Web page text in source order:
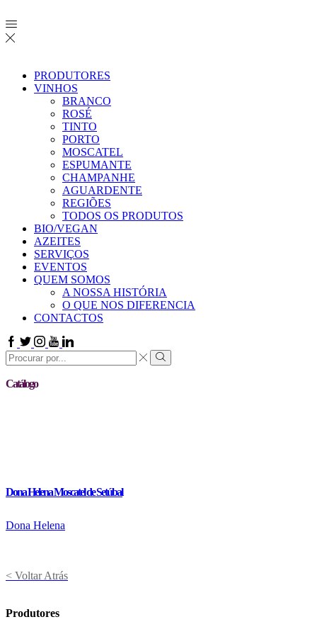
PRODUTORES
VINHOS
BRANCO
ROSÉ
TINTO
PORTO
MOSCATEL
ESPUMANTE
CHAMPANHE
AGUARDENTE
REGIÕES
TODOS OS PRODUTOS
BIO/VEGAN
AZEITES
SERVIÇOS
EVENTOS
QUEM SOMOS
A NOSSA HISTÓRIA
O QUE NOS DIFERENCIA
CONTACTOS
Facebook
TwitterInstagram
Youtube
Linkedin
Search
input
Search
Catálogo
Dona Helena Moscatel de Setúbal
Dona Helena
< Voltar Atrás
Produtores